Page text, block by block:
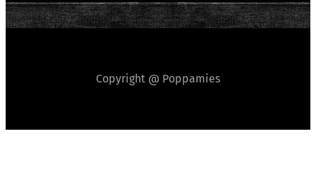
Copyright @ Poppamies